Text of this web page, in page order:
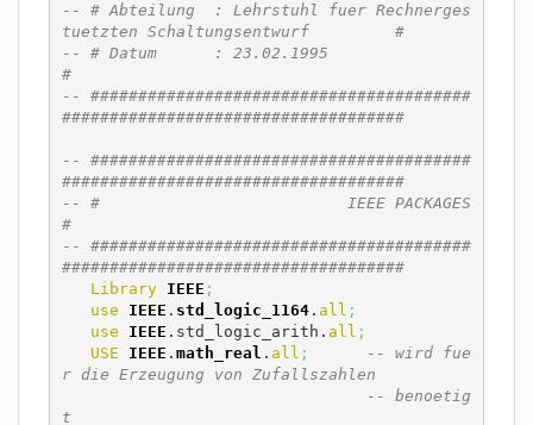
-- # Abteilung  : Lehrstuhl fuer Rechnerges
tuetzten Schaltungsentwurf         #
-- # Datum      : 23.02.1995
#
-- ########################################
####################################
-- ########################################
####################################
-- #                          IEEE PACKAGES
#
-- ########################################
####################################
Library
IEEE ;
use
IEEE . std_logic_1164. all ;
use
IEEE .std_logic_arith. all ;
USE
IEEE . math_real . all ;
-- wird fue
r die Erzeugung von Zufallszahlen
-- benoetig
t